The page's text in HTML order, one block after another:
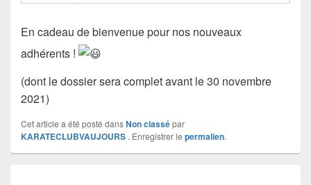
En cadeau de bienvenue pour nos nouveaux
adhérents !
(dont le dossier sera complet avant le 30 novembre
2021)
Cet article a été posté dansNon classépar
KARATECLUBVAUJOURS . Enregistrer le permalien.